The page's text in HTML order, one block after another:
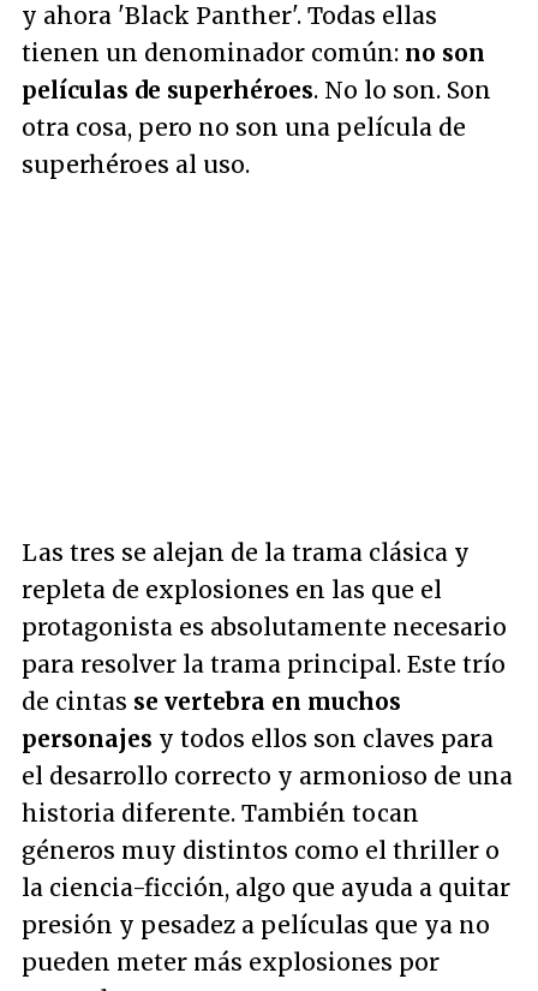
y ahora 'Black Panther'. Todas ellas
tienen un denominador común: no son
películas de superhéroes. No lo son. Son
otra cosa, pero no son una película de
superhéroes al uso.
Las tres se alejan de la trama clásica y
repleta de explosiones en las que el
protagonista es absolutamente necesario
para resolver la trama principal. Este trío
de cintas se vertebra en muchos
personajes y todos ellos son claves para
el desarrollo correcto y armonioso de una
historia diferente. También tocan
géneros muy distintos como el thriller o
la ciencia-ficción, algo que ayuda a quitar
presión y pesadez a películas que ya no
pueden meter más explosiones por